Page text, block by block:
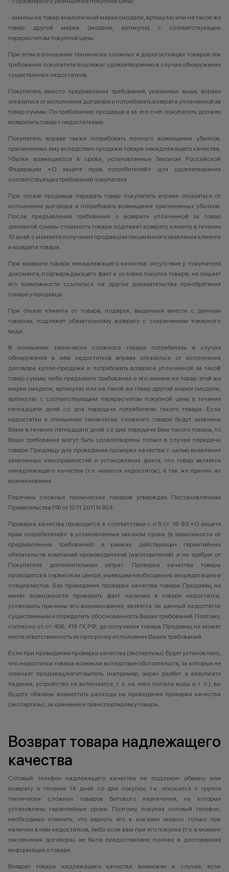
- замены на товар аналогичной марки (модели, артикула) или на такой же
товар другой марки (модели, артикула) с соответствующим
перерасчетом покупной цены.
При этом в отношении технически сложных и дорогостоящих товаров эти
требования покупателя подлежат удовлетворению в случае обнаружения
существенных недостатков.
Покупатель вместо предъявления требований, указанных выше, вправе
отказаться от исполнения договора и потребовать возврата уплаченной за
товар суммы. По требованию продавца и за его счет покупатель должен
возвратить товар с недостатками.
Покупатель вправе также потребовать полного возмещения убытков,
причиненных ему вследствие продажи товара ненадлежащего качества.
Убытки возмещаются в сроки, установленные Законом Российской
Федерации «О защите прав потребителей» для удовлетворения
соответствующих требований покупателя.
При отказе продавца передать товар покупатель вправе отказаться от
исполнения договора и потребовать возмещения причиненных убытков.
После предъявления требования о возврате уплаченной за товар
денежной суммы стоимость товара подлежит возврату клиенту в течение
10 дней с момента получения продавцом письменного заявления клиента
и возврата товара.
При возврате товара ненадлежащего качества отсутствие у покупателя
документа, подтверждающего факт и условия покупки товара, не лишает
его возможности ссылаться на другие доказательства приобретения
товара у продавца.
При отказе клиента от товара, подарок, выданный вместе с данным
товаром, подлежит обязательному возврату с сохранением товарного
вида.
В отношении технически сложного товара потребитель в случае
обнаружения в нем недостатков вправе отказаться от исполнения
договора купли-продажи и потребовать возврата уплаченной за такой
товар суммы либо предъявить требование о его замене на товар этой же
марки (модели, артикула) или на такой же товар другой марки (модели,
артикула) с соответствующим перерасчетом покупной цены в течение
пятнадцати дней со дня передачи потребителю такого товара. Если
недостатки в отношении технически сложного товара будут заявлены
Вами в течение пятнадцати дней со дня передачи Вам такого товара, то
Ваши требования могут быть удовлетворены только в случае передачи
товара Продавцу для проведения проверки качества с целью выявления
заявленных неисправностей и установления факта, что товар является
ненадлежащего качества (т.е. имеется недостаток), а так же причин их
возникновения.
Перечень сложных технических товаров утвержден Постановлением
Правительства РФ от 10.11.2011 N 924.
Проверка качества проводится в соответствии с п.5 ст. 18 ФЗ «О защите
прав потребителей» в установленные законом сроки (в зависимости от
предъявленных требований) в рамках действующих гарантийных
обязательств компаний-производителей (изготовителей) и не требует от
Покупателя дополнительных затрат. Проверка качества товара
проводится в сервисном центре, имеющем необходимую аккредитацию и
специалистов. Без проведения проверки качества товара Продавец не
имеет возможности проверить факт наличия в товаре недостатка,
установить причины его возникновения, является ли данный недостаток
существенным и определить обоснованность Ваших требований. Поэтому,
согласно ст.ст. 406, 416 ГК РФ, до получения товара Продавец не может
нести ответственность за просрочку исполнения Ваших требований.
Если при проведении проверки качества (экспертизы) будет установлено,
что недостатки товара возникли вследствие обстоятельств, за которые не
отвечает продавец/изготовитель (например, экран разбит в результате
падения, устройство не включается, т. к. на него попала вода и т. п.), вы
будете обязаны возместить расходы на проведение проверки качества
(экспертизы), за хранение и транспортировку товара.
Возврат товара надлежащего
качества
Сотовый телефон надлежащего качества не подлежит обмену или
возврату в течение 14 дней со дня покупки, т.к. относится к группе
технически сложных товаров бытового назначения, на которые
установлены гарантийные сроки. Поэтому, покупая сотовый телефон,
необходимо помнить, что вернуть его в магазин можно только при
наличии в нём недостатков, либо если вам при его покупке (т.е. в момент
заключения договора) не была предоставлена полная и достоверная
информация о товаре.
Возврат товара надлежащего качества возможен в случае, если